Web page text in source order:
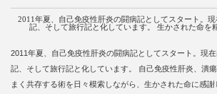
2011年夏、自己免疫性肝炎の闘病記としてスタート。
記、そして旅行記と化しています。 生かされた命を
2011年夏、自己免疫性肝炎の闘病記としてスタート。現
記、そして旅行記と化しています。 自己免疫性肝炎、潰
まく共存する術を日々模索しながら、生かされた命に感